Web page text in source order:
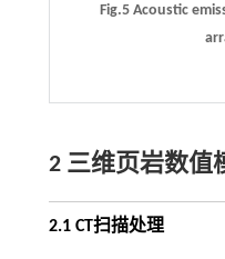
Fig.5 Acoustic
2 三维页岩数值
2.1 CT扫描处理